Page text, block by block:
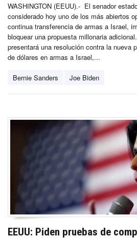
WASHINGTON (EEUU).- El senador
considerado hoy uno de los más abiertos
continua transferencia de armas a Israel,
bloquear una propuesta millonaria
presentará una resolución contra la nueva
de dólares en armas a Israel,...
Bernie Sanders Joe Biden
EEUU: Piden pruebas de